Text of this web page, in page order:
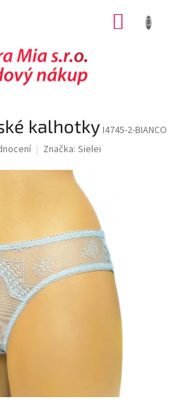
kalhotky I4745-2-BIANCO
Značka: Sielei